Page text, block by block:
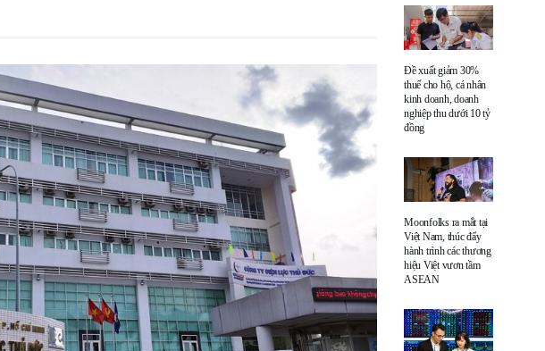
Đề xuất giảm 30%
thuế cho hộ, cá nhân
kinh doanh, doanh
nghiệp thu dưới 10 tỷ
đồng
Moonfolks ra mắt tại
Việt Nam, thúc đẩy
hành trình các thương
hiệu Việt vươn tầm
ASEAN